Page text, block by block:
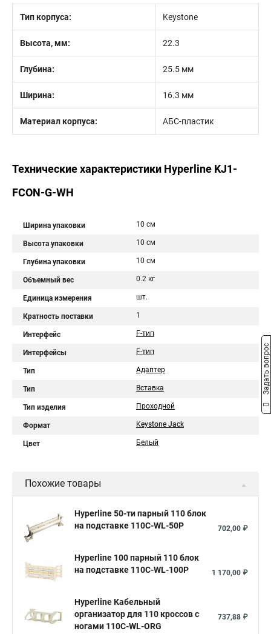
Тип корпуса: Keystone
Высота, мм: 22.3
Глубина: 25.5 мм
Ширина: 16.3 мм
Материал корпуса: АБС-пластик
Технические характеристики Hyperline KJ1-
FCON-G-WH
Ширина упаковки 10 см
Высота упаковки 10 см
Глубина упаковки 10 см
Объемный вес 0.2 кг
Единица измерения шт.
Кратность поставки 1
Интерфейс F-тип
Интерфейсы F-тип
Тип Адаптер
Тип Вставка
Тип изделия Проходной
Формат Keystone Jack
Цвет Белый
Похожие товары
Hyperline 50-ти парный 110 блок
на подставке 110C-WL-50P
702,00 ₽
Hyperline 100 парный 110 блок
на подставке 110C-WL-100P
1 170,00 ₽
Hyperline Кабельный
организатор для 110 кроссов с
ногами 110C-WL-ORG
737,88 ₽
Задать вопрос